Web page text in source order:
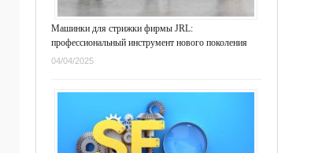
Машинки для стрижки фирмы JRL:
профессиональный инструмент нового поколения
04/04/2025